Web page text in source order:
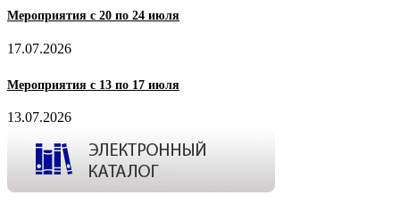
Мероприятия с 20 по 24 июля
17.07.2026
Мероприятия с 13 по 17 июля
13.07.2026